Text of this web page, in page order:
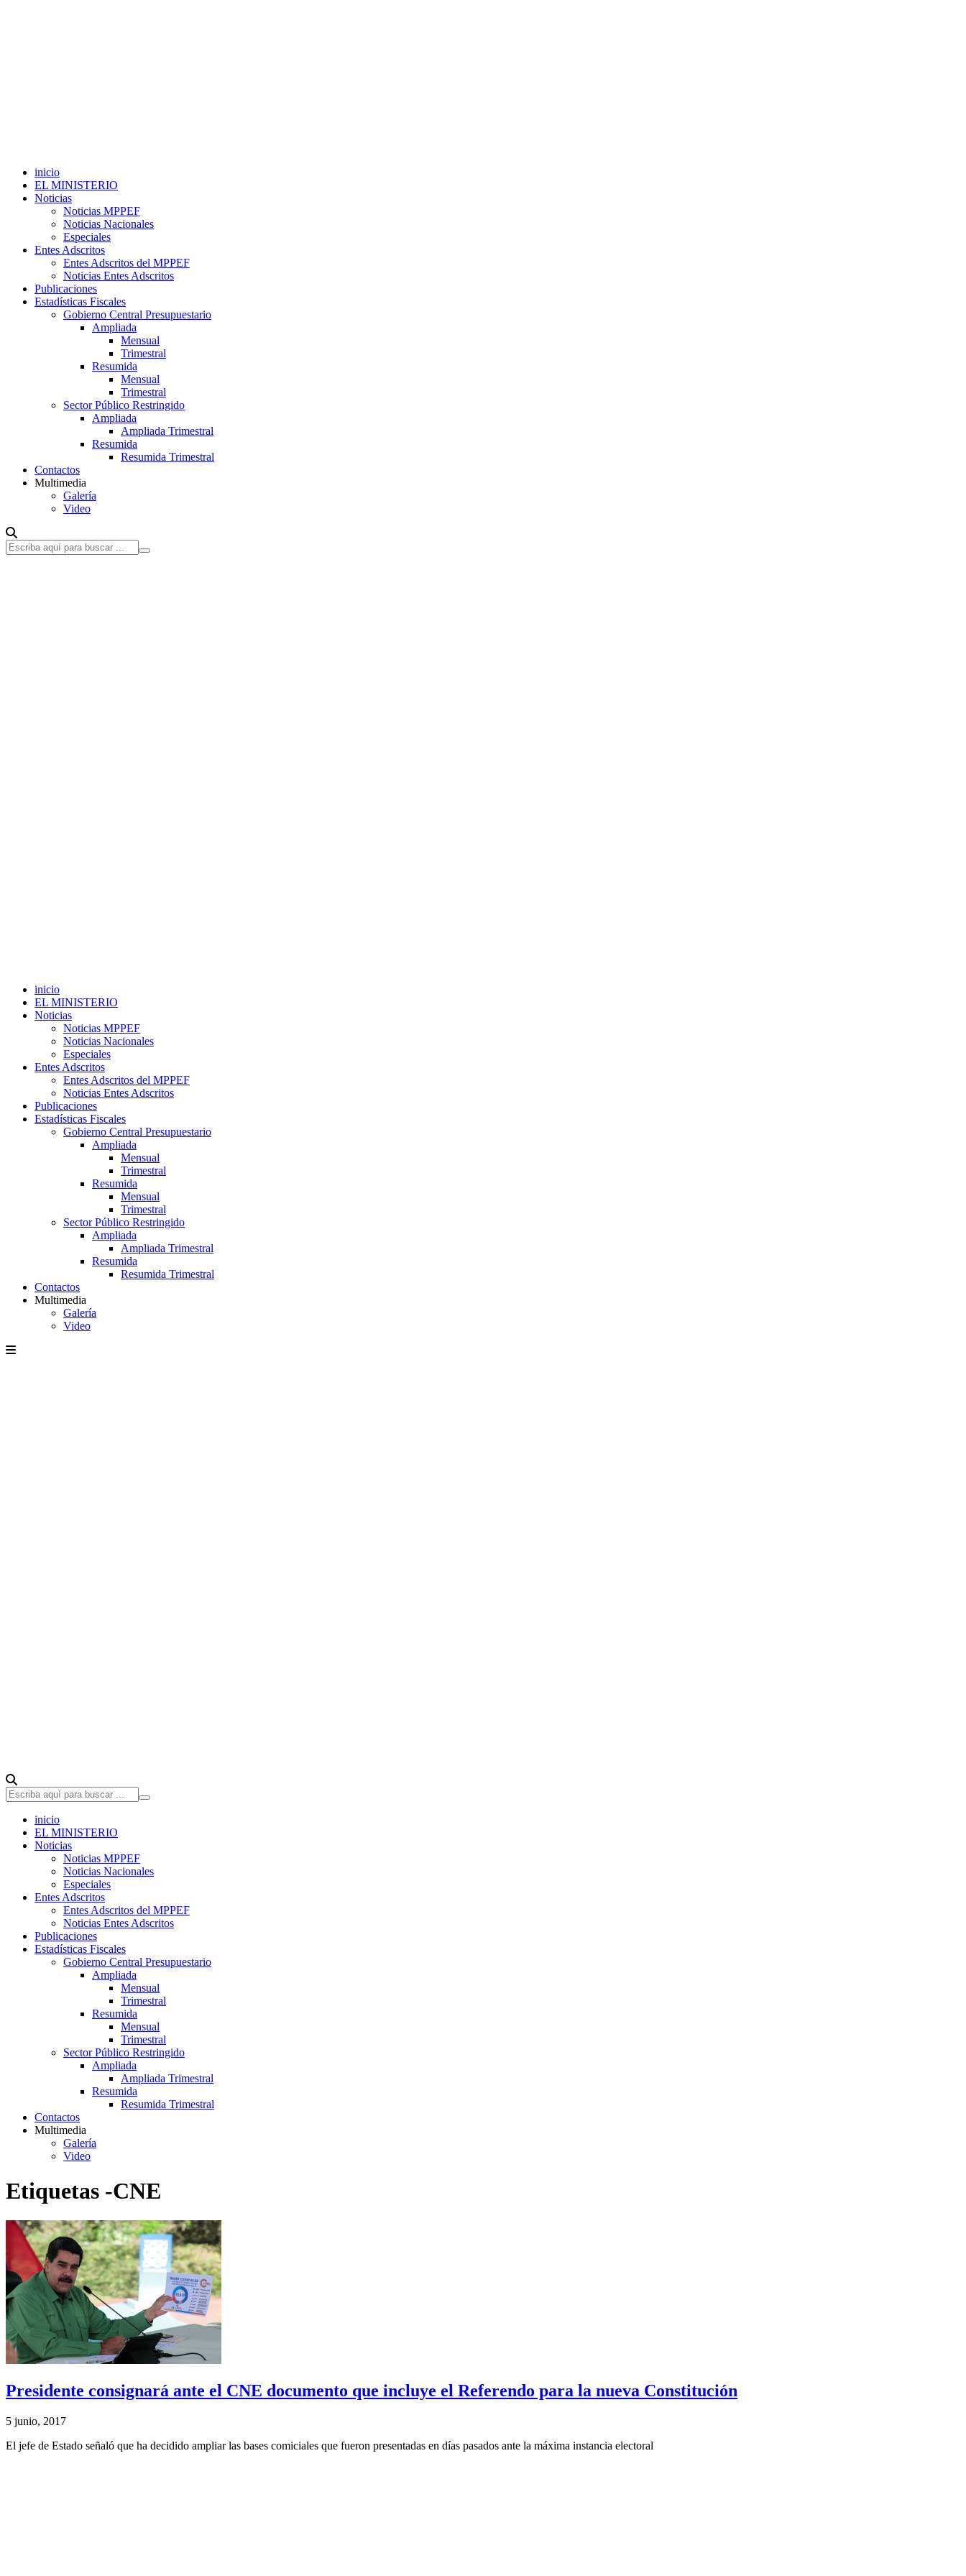
inicio
EL MINISTERIO
Noticias
Noticias MPPEF
Noticias Nacionales
Especiales
Entes Adscritos
Entes Adscritos del MPPEF
Noticias Entes Adscritos
Publicaciones
Estadísticas Fiscales
Gobierno Central Presupuestario
Ampliada
Mensual
Trimestral
Resumida
Mensual
Trimestral
Sector Público Restringido
Ampliada
Ampliada Trimestral
Resumida
Resumida Trimestral
Contactos
Multimedia
Galería
Video
inicio
EL MINISTERIO
Noticias
Noticias MPPEF
Noticias Nacionales
Especiales
Entes Adscritos
Entes Adscritos del MPPEF
Noticias Entes Adscritos
Publicaciones
Estadísticas Fiscales
Gobierno Central Presupuestario
Ampliada
Mensual
Trimestral
Resumida
Mensual
Trimestral
Sector Público Restringido
Ampliada
Ampliada Trimestral
Resumida
Resumida Trimestral
Contactos
Multimedia
Galería
Video
inicio
EL MINISTERIO
Noticias
Noticias MPPEF
Noticias Nacionales
Especiales
Entes Adscritos
Entes Adscritos del MPPEF
Noticias Entes Adscritos
Publicaciones
Estadísticas Fiscales
Gobierno Central Presupuestario
Ampliada
Mensual
Trimestral
Resumida
Mensual
Trimestral
Sector Público Restringido
Ampliada
Ampliada Trimestral
Resumida
Resumida Trimestral
Contactos
Multimedia
Galería
Video
Etiquetas -CNE
Presidente consignará ante el CNE documento que incluye el Referendo para la nueva Constitución
5 junio, 2017
El jefe de Estado señaló que ha decidido ampliar las bases comiciales que fueron presentadas en días pasados ante la máxima instancia electoral